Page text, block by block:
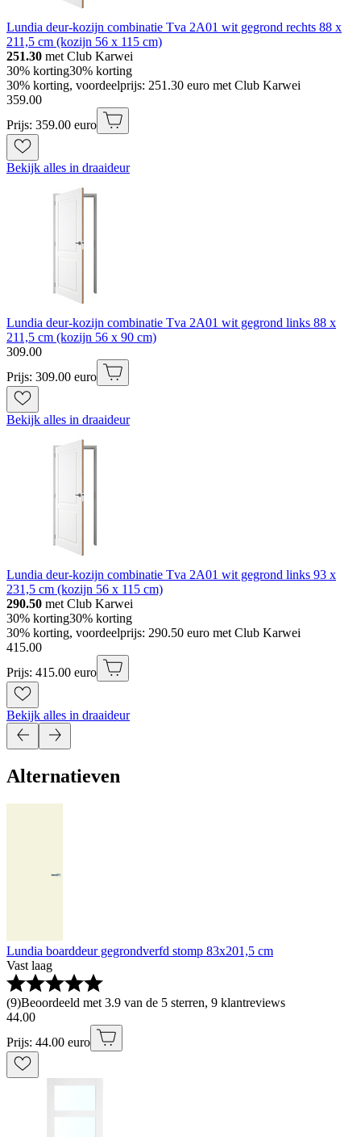
Lundia deur-kozijn combinatie Tva 2A01 wit gegrond rechts 88 x
211,5 cm (kozijn 56 x 115 cm)
251.30 met Club Karwei
30% korting30% korting
30% korting, voordeelprijs: 251.30 euro met Club Karwei
359.00
Prijs: 359.00 euro
Bekijk alles in draaideur
Lundia deur-kozijn combinatie Tva 2A01 wit gegrond links 88 x
211,5 cm (kozijn 56 x 90 cm)
309.00
Prijs: 309.00 euro
Bekijk alles in draaideur
Lundia deur-kozijn combinatie Tva 2A01 wit gegrond links 93 x
231,5 cm (kozijn 56 x 115 cm)
290.50 met Club Karwei
30% korting30% korting
30% korting, voordeelprijs: 290.50 euro met Club Karwei
415.00
Prijs: 415.00 euro
Bekijk alles in draaideur
Alternatieven
Lundia boarddeur gegrondverfd stomp 83x201,5 cm
Vast laag
(9)Beoordeeld met 3.9 van de 5 sterren, 9 klantreviews
44.00
Prijs: 44.00 euro